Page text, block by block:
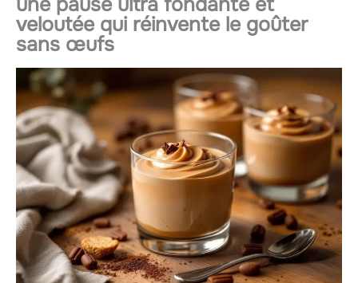
veloutée qui réinvente le goûter
sans œufs